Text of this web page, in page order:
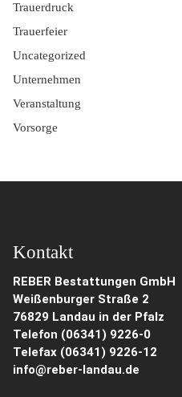
Trauerdruck
Trauerfeier
Uncategorized
Unternehmen
Veranstaltung
Vorsorge
Kontakt
REBER Bestattungen GmbH
Weißenburger Straße 2
76829 Landau in der Pfalz
Telefon (06341) 9226-0
Telefax (06341) 9226-12
info@reber-landau.de